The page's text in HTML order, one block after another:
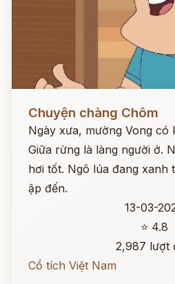
Chuyện chàng Chôm
Ngày xưa, mường Vong có
Giữa rừng là làng người ở.
hơi tốt. Ngô lúa đang xanh
ập đến.
13-03-
⭐ 4.8
2,987 lượt
Cổ tích Việt Nam